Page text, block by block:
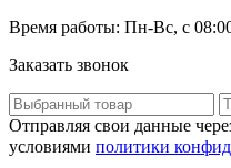
Время работы: Пн-Вс, с
Заказать звонок
Отправляя свои данные
условиями политики